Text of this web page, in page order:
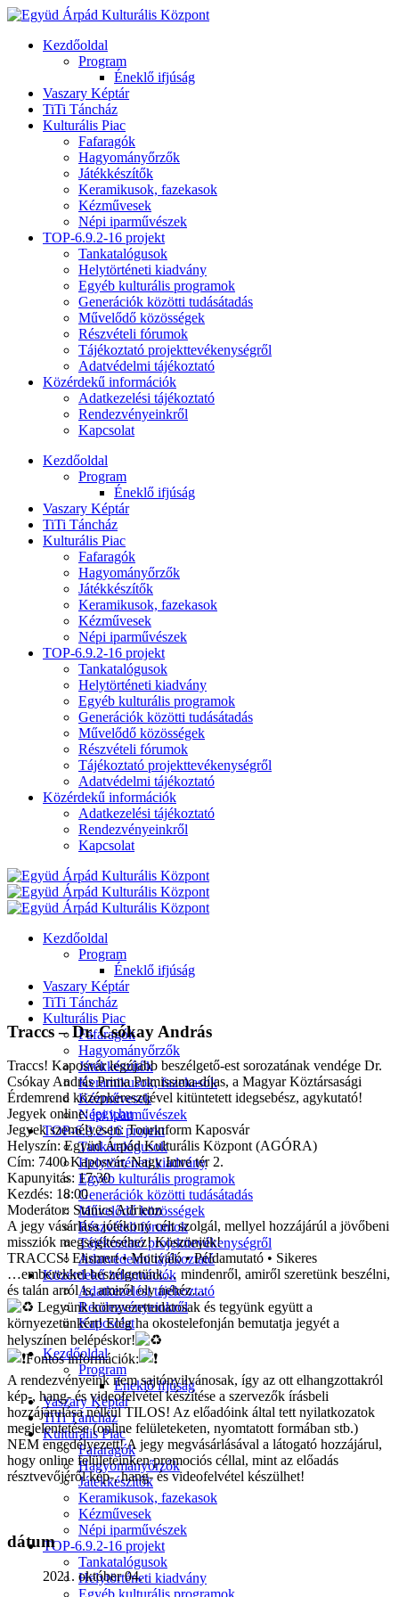
Kezdőoldal
Program
Éneklő ifjúság
Vaszary Képtár
TiTi Táncház
Kulturális Piac
Fafaragók
Hagyományőrzők
Játékkészítők
Keramikusok, fazekasok
Kézművesek
Népi iparművészek
TOP-6.9.2-16 projekt
Tankatalógusok
Helytörténeti kiadvány
Egyéb kulturális programok
Generációk közötti tudásátadás
Művelődő közösségek
Részvételi fórumok
Tájékoztató projekttevékenységről
Adatvédelmi tájékoztató
Közérdekű információk
Adatkezelési tájékoztató
Rendezvényeinkről
Kapcsolat
Kezdőoldal
Program
Éneklő ifjúság
Vaszary Képtár
TiTi Táncház
Kulturális Piac
Fafaragók
Hagyományőrzők
Játékkészítők
Keramikusok, fazekasok
Kézművesek
Népi iparművészek
TOP-6.9.2-16 projekt
Tankatalógusok
Helytörténeti kiadvány
Egyéb kulturális programok
Generációk közötti tudásátadás
Művelődő közösségek
Részvételi fórumok
Tájékoztató projekttevékenységről
Adatvédelmi tájékoztató
Közérdekű információk
Adatkezelési tájékoztató
Rendezvényeinkről
Kapcsolat
Kezdőoldal
Program
Éneklő ifjúság
Vaszary Képtár
TiTi Táncház
Kulturális Piac
Fafaragók
Hagyományőrzők
Játékkészítők
Keramikusok, fazekasok
Kézművesek
Népi iparművészek
TOP-6.9.2-16 projekt
Tankatalógusok
Helytörténeti kiadvány
Egyéb kulturális programok
Generációk közötti tudásátadás
Művelődő közösségek
Részvételi fórumok
Tájékoztató projekttevékenységről
Adatvédelmi tájékoztató
Közérdekű információk
Adatkezelési tájékoztató
Rendezvényeinkről
Kapcsolat
Kezdőoldal
Program
Éneklő ifjúság
Vaszary Képtár
TiTi Táncház
Kulturális Piac
Fafaragók
Hagyományőrzők
Játékkészítők
Keramikusok, fazekasok
Kézművesek
Népi iparművészek
TOP-6.9.2-16 projekt
Tankatalógusok
Helytörténeti kiadvány
Egyéb kulturális programok
Traccs – Dr. Csókay András
Traccs! Kaposvár legújabb beszélgető-est sorozatának vendége Dr.
Csókay András Prima Primissima-díjas, a Magyar Köztársasági
Érdemrend középkeresztjével kitüntetett idegsebész, agykutató!
Jegyek online:jegy.hu
Jegyek személyesen: Tourinform Kaposvár
Helyszín: Együd Árpád Kulturális Központ (AGÓRA)
Cím: 7400 Kaposvár, Nagy Imre tér 2.
Kapunyitás: 17:30
Kezdés: 18:00
Moderátor: Stanics Adrienn
A jegy vásárlása jótékony célt szolgál, mellyel hozzájárúl a jövőbeni
missziók megsegítéséhez! Köszönjük!
TRACCS! Elismert • Motiváló • Példamutató • Sikeres
…emberekkel beszélgetünk… mindenről, amiről szeretünk beszélni,
és talán arról is, amiről oly nehéz…
Legyünk környezettudatosak és tegyünk együtt a
környezetünkért! Elég ha okostelefonján bemutatja jegyét a
helyszínen belépéskor!
Fontos információk:
A rendezvényeink nem sajtónyilvánosak, így az ott elhangzottakról
kép-, hang- és videofelvétel készítése a szervezők írásbeli
hozzájárulása nélkül TILOS! Az előadóink által tett nyilatkozatok
megjelentetése (online felületeketen, nyomtatott formában stb.)
NEM engedélyezett! A jegy megvásárlásával a látogató hozzájárul,
hogy online felületeinken promociós céllal, mint az előadás
résztvevőjéről kép-, hang- és videofelvétel készülhet!
dátum
2021. október 04.